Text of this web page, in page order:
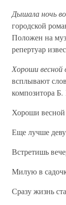
Дышала ночь
городской
Положен на
репертуар
Хороши весной
всплывают
композитора
Хороши весной
Еще лучше
Встретишь
Милую в
Сразу жизнь